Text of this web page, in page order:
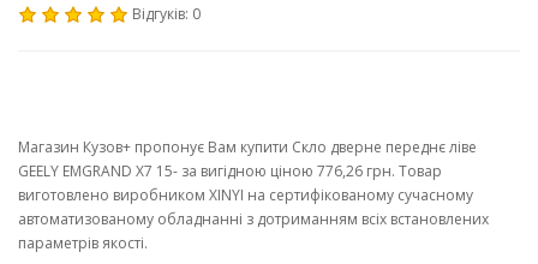
Відгуків: 0
Магазин Кузов+ пропонує Вам купити Скло дверне переднє ліве
GEELY EMGRAND X7 15- за вигідною ціною 776,26 грн. Товар
виготовлено виробником XINYI на сертифікованому сучасному
автоматизованому обладнанні з дотриманням всіх встановлених
параметрів якості.